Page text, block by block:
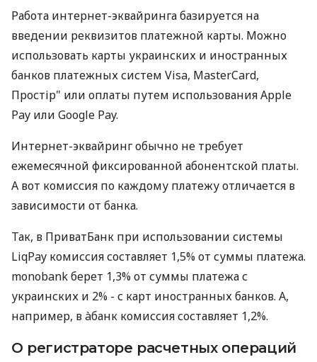
Работа интернет-эквайринга базируется на
введении реквизитов платежной карты. Можно
использовать карты украинских и иностранных
банков платежных систем Visa, MasterCard,
Простір" или оплаты путем использования Apple
Pay или Google Pay.
Интернет-эквайринг обычно не требует
ежемесячной фиксированной абонентской платы.
А вот комиссия по каждому платежу отличается в
зависимости от банка.
Так, в ПриватБанк при использовании системы
LiqPay комиссия составляет 1,5% от суммы платежа.
monobank берет 1,3% от суммы платежа с
украинских и 2% - с карт иностранных банков. А,
например, в àбанк комиссия составляет 1,2%.
О регистраторе расчетных операций